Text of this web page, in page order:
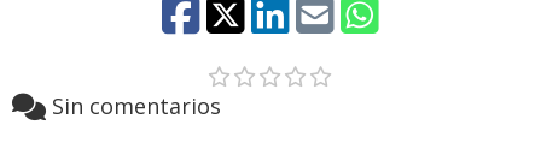
Sin comentarios